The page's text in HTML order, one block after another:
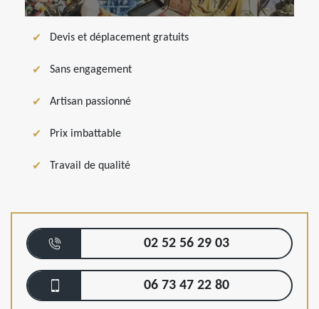
Devis et déplacement gratuits
Sans engagement
Artisan passionné
Prix imbattable
Travail de qualité
02 52 56 29 03
06 73 47 22 80